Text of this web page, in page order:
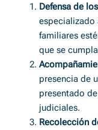
Defensa de
especializado
familiares
que se
presencia de
presentado
judiciales.
Recolección